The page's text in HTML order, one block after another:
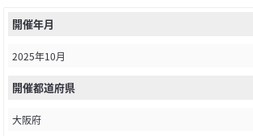
開催年月
2025年10月
開催都道府県
大阪府